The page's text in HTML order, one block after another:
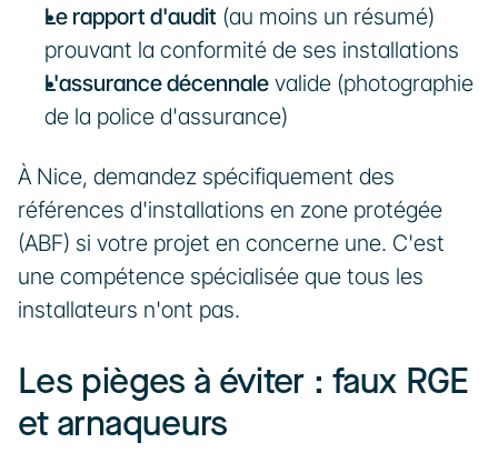
Le rapport d'audit (au moins un résumé)
prouvant la conformité de ses installations
L'assurance décennale valide (photographie
de la police d'assurance)
À Nice, demandez spécifiquement des
références d'installations en zone protégée
(ABF) si votre projet en concerne une. C'est
une compétence spécialisée que tous les
installateurs n'ont pas.
Les pièges à éviter : faux RGE
et arnaqueurs